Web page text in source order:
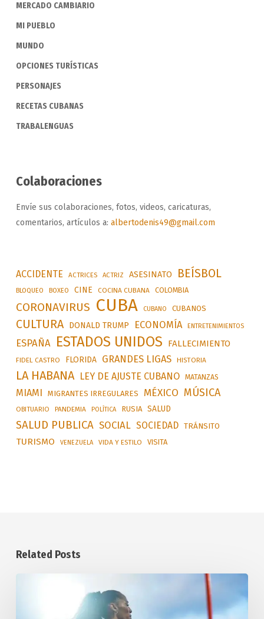
MERCADO CAMBIARIO
MI PUEBLO
MUNDO
OPCIONES TURÍSTICAS
PERSONAJES
RECETAS CUBANAS
TRABALENGUAS
Colaboraciones
Envíe sus colaboraciones, fotos, videos, caricaturas,
comentarios, artículos a: albertodenis49@gmail.com
ACCIDENTE ACTRICES ACTRIZ ASESINATO BEÍSBOL
BLOQUEO BOXEO CINE COCINA CUBANA COLOMBIA
CORONAVIRUS CUBA CUBANO CUBANOS
CULTURA DONALD TRUMP ECONOMÍA ENTRETENIMIENTOS
ESPAÑA ESTADOS UNIDOS FALLECIMIENTO
FIDEL CASTRO FLORIDA GRANDES LIGAS HISTORIA
LA HABANA LEY DE AJUSTE CUBANO MATANZAS
MIAMI MIGRANTES IRREGULARES MÉXICO MÚSICA
OBITUARIO PANDEMIA POLÍTICA RUSIA SALUD
SALUD PUBLICA SOCIAL SOCIEDAD TRÁNSITO
TURISMO VENEZUELA VIDA Y ESTILO VISITA
Related Posts